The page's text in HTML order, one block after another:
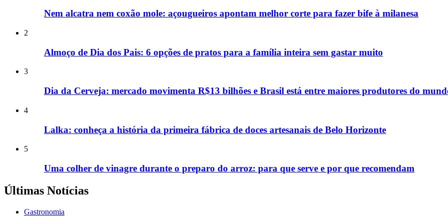
Nem alcatra nem coxão mole: açougueiros apontam melhor corte para fazer bife à milanesa
2
Almoço de Dia dos Pais: 6 opções de pratos para a família inteira sem gastar muito
3
Dia da Cerveja: mercado movimenta R$13 bilhões e Brasil está entre maiores produtores do
4
Lalka: conheça a história da primeira fábrica de doces artesanais de Belo Horizonte
5
Uma colher de vinagre durante o preparo do arroz: para que serve e por que recomendam
Últimas Notícias
Gastronomia